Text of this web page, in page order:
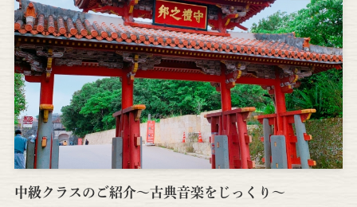
中級クラスのご紹介～古典音楽をじっくり～